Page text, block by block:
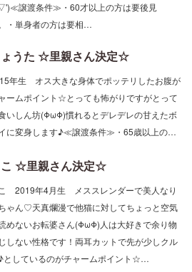
譲渡条件≫・60才以上の方は要後見
・単身者の方は要相…
ょうた ☆里親さん決定☆
年生 オス大きな身体でポッテリしたお腹が
ームポイント☆とっても怖がりですがとって
いしん坊(ΦωΦ)慣れるとデレデレの甘えたボ
に変身します♪≪譲渡条件≫・65歳以上の…
こ ☆里親さん決定☆
2019年4月生 メススレンダーで美人なり
ゃん♡天真爛漫で他猫に対してちょっと空気
めないお転婆さん(ΦωΦ)人は大好きで余り物
しない性格です！両耳カットで先が少しクル
としているのがチャームポイント☆…